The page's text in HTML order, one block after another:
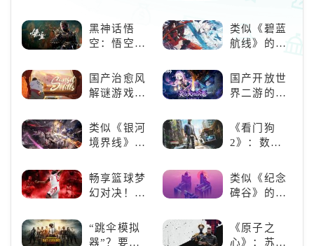
在：
《碧蓝
胞》横向对
比，不知道
黑神话悟
空：悟空携
来，游戏界
的东方巨
类似《碧蓝
航线》的养
养成你的梦
想！
国产治愈风
解谜游戏
丘》
国产开放世
界二游的里
神》
类似《银河
境界线》的
类手游推
荐：极致策
略，无限可
《看门狗
2》：数字
狂欢
畅享篮球梦
幻对决！
2K24梦幻球
队》类似游
类似《纪念
碑谷》的解
荐：体验沉
浸式解谜，
“跳伞模拟
器”？要
《原子之
心》：苏联